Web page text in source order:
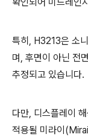
특히, H3213은 소
며, 후면이 아닌 전
추정되고 있습니다.
다만, 디스플레이
적용될 미라이